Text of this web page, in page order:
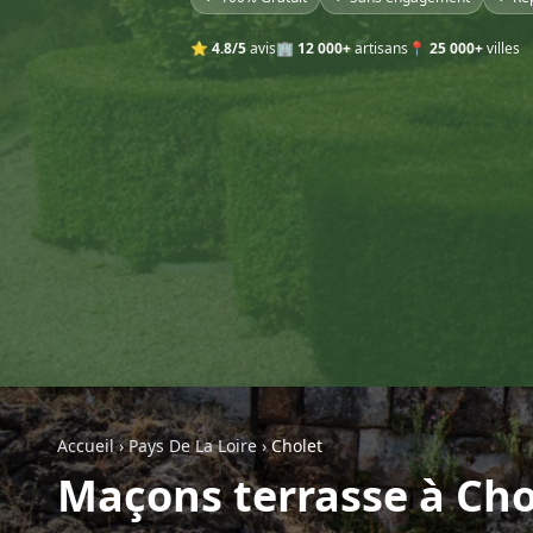
⭐ 4.8/5avis🏢 12 000+artisans 📍 25 000+villes
Accueil›Pays De La Loire ›Cholet
Maçons terrasse à